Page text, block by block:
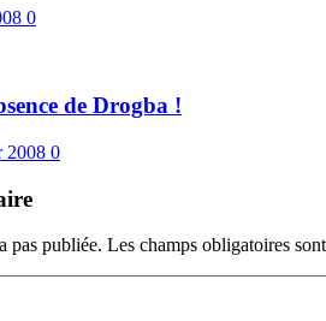
0
de Drogba !
2008 0
pas publiée. Les champs obligatoires